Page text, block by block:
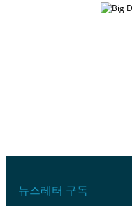
뉴스레터 구독